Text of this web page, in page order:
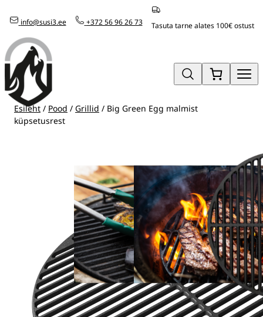
otse
sisu
juurde
info@susi3.ee +372 56 96 26 73 Tasuta tarne alates 100€ ostust
Esileht / Pood / Grillid / Big Green Egg malmist
küpsetusrest